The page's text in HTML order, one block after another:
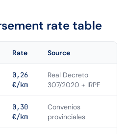
rate table
Rate Source
0,26
€/km
Real Decreto
307/2020 + IRPF
0,30
€/km
Convenios
provinciales